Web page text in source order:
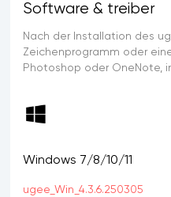
Software & treiber
Nach der Installation des
Zeichenprogramm oder
Photoshop oder OneNote,
Windows 7/8/10/11
ugee_Win_4.3.6.250305